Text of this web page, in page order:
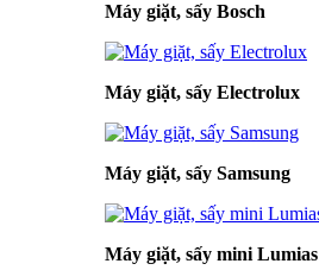
Máy giặt, sấy Bosch
Máy giặt, sấy Electrolux
Máy giặt, sấy Samsung
Máy giặt, sấy mini Lumias